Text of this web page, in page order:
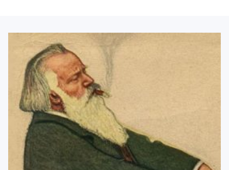
Contacto
Mi cuenta
Youtube